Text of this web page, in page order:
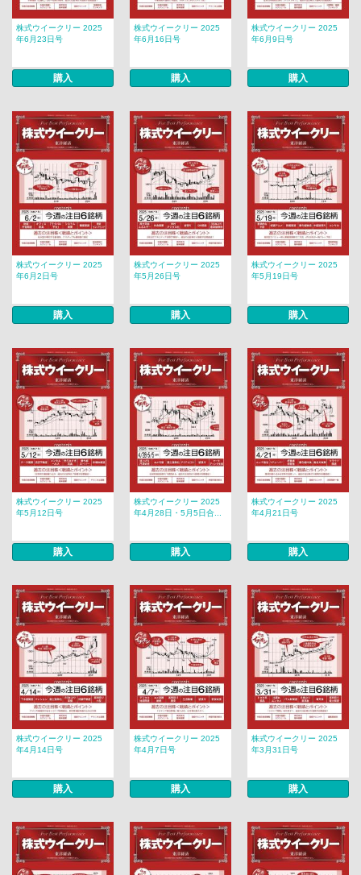
株式ウイークリー 2025
年6月23日号
購入
株式ウイークリー 2025
年6月16日号
購入
株式ウイークリー 2025
年6月9日号
購入
株式ウイークリー 2025
年6月2日号
購入
株式ウイークリー 2025
年5月26日号
購入
株式ウイークリー 2025
年5月19日号
購入
株式ウイークリー 2025
年5月12日号
購入
株式ウイークリー 2025
年4月28日・5月5日合...
購入
株式ウイークリー 2025
年4月21日号
購入
株式ウイークリー 2025
年4月14日号
購入
株式ウイークリー 2025
年4月7日号
購入
株式ウイークリー 2025
年3月31日号
購入